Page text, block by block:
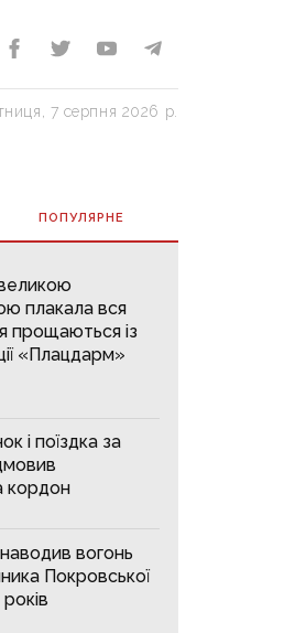
7 серпня 2026 р.
ПОПУЛЯРНE
плакала вся
прощаються із
«Плацдарм»
і поїздка за
кордон
вогонь
Покровської